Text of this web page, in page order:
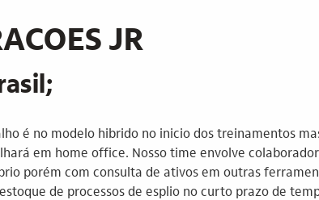
JR
é no modelo hibrido no inicio dos treinamentos
em home office. Nosso time envolve
porém com consulta de ativos em outras
de processos de esplio no curto prazo de